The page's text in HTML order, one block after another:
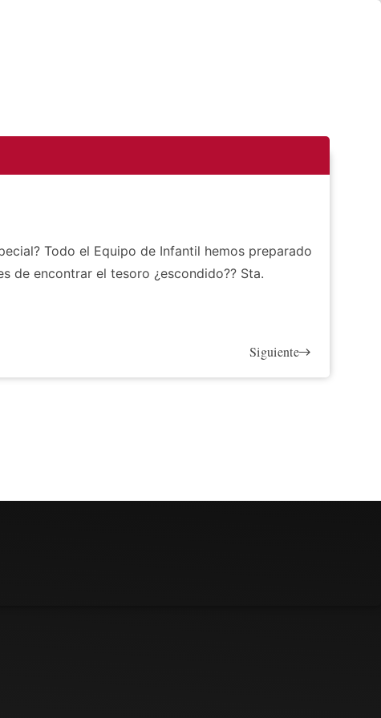
Todo el Equipo de Infantil hemos preparado
de encontrar el tesoro ¿escondido?? Sta.
Siguiente